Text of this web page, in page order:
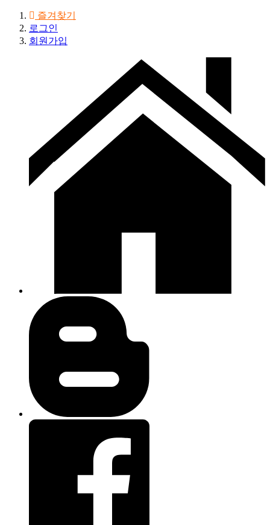
즐겨찾기
로그인
회원가입